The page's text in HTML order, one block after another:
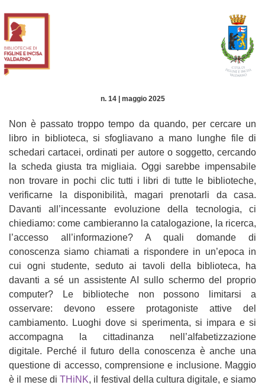
n. 14 | maggio 2025
Non è passato troppo tempo da quando, per cercare un
libro in biblioteca, si sfogliavano a mano lunghe file di
schedari cartacei, ordinati per autore o soggetto, cercando
la scheda giusta tra migliaia. Oggi sarebbe impensabile
non trovare in pochi clic tutti i libri di tutte le biblioteche,
verificarne la disponibilità, magari prenotarli da casa.
Davanti all’incessante evoluzione della tecnologia, ci
chiediamo: come cambieranno la catalogazione, la ricerca,
l’accesso all’informazione? A quali domande di
conoscenza siamo chiamati a rispondere in un’epoca in
cui ogni studente, seduto ai tavoli della biblioteca, ha
davanti a sé un assistente AI sullo schermo del proprio
computer? Le biblioteche non possono limitarsi a
osservare: devono essere protagoniste attive del
cambiamento. Luoghi dove si sperimenta, si impara e si
accompagna la cittadinanza nell’alfabetizzazione
digitale. Perché il futuro della conoscenza è anche una
questione di accesso, comprensione e inclusione. Maggio
è il mese diTHiNK, il festival della cultura digitale, e siamo